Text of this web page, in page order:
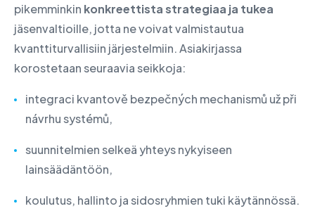
pikemminkin konkreettista strategiaa ja tukea
jäsenvaltioille, jotta ne voivat valmistautua
kvanttiturvallisiin järjestelmiin. Asiakirjassa
korostetaan seuraavia seikkoja:
integraci kvantově bezpečných mechanismů už při
návrhu systémů,
suunnitelmien selkeä yhteys nykyiseen
lainsäädäntöön,
koulutus, hallinto ja sidosryhmien tuki käytännössä.